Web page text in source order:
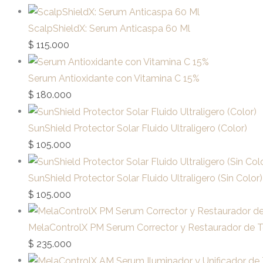
ScalpShieldX: Serum Anticaspa 60 Ml
$ 115.000
Serum Antioxidante con Vitamina C 15%
$ 180.000
SunShield Protector Solar Fluido Ultraligero (Color)
$ 105.000
SunShield Protector Solar Fluido Ultraligero (Sin Color)
$ 105.000
MelaControlX PM Serum Corrector y Restaurador de
$ 235.000